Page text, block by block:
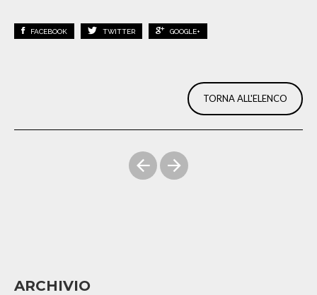
FACEBOOK TWITTER GOOGLE+
TORNA ALL'ELENCO
ARCHIVIO